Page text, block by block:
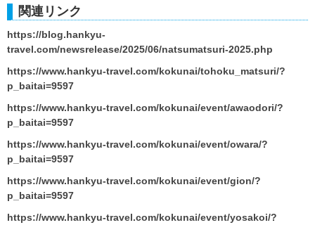
関連リンク
https://blog.hankyu-
travel.com/newsrelease/2025/06/natsumatsuri-2025.php
https://www.hankyu-travel.com/kokunai/tohoku_matsuri/?
p_baitai=9597
https://www.hankyu-travel.com/kokunai/event/awaodori/?
p_baitai=9597
https://www.hankyu-travel.com/kokunai/event/owara/?
p_baitai=9597
https://www.hankyu-travel.com/kokunai/event/gion/?
p_baitai=9597
https://www.hankyu-travel.com/kokunai/event/yosakoi/?